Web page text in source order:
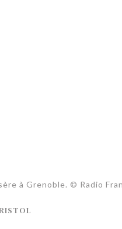
à Grenoble. © Radio